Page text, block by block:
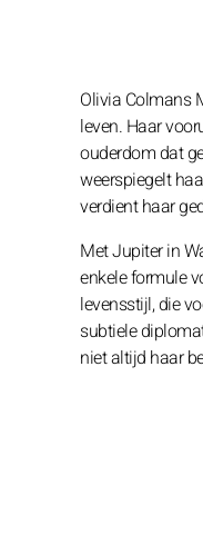
Olivia Colmans
leven. Haar
ouderdom dat
weerspiegelt
verdient haar
Met Jupiter in
enkele formule
levensstijl, die
subtiele
niet altijd haar